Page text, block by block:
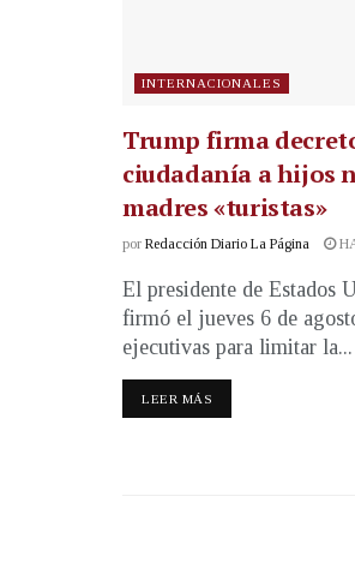
INTERNACIONALES
Trump firma
ciudadanía a hijos
madres «turistas»
por Redacción Diario La Página
El presidente de Estados
firmó el jueves 6 de
ejecutivas para limitar la...
LEER MÁS